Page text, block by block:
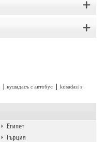
Египет
Гърция
| кушадасъ с автобус | kusadasi s